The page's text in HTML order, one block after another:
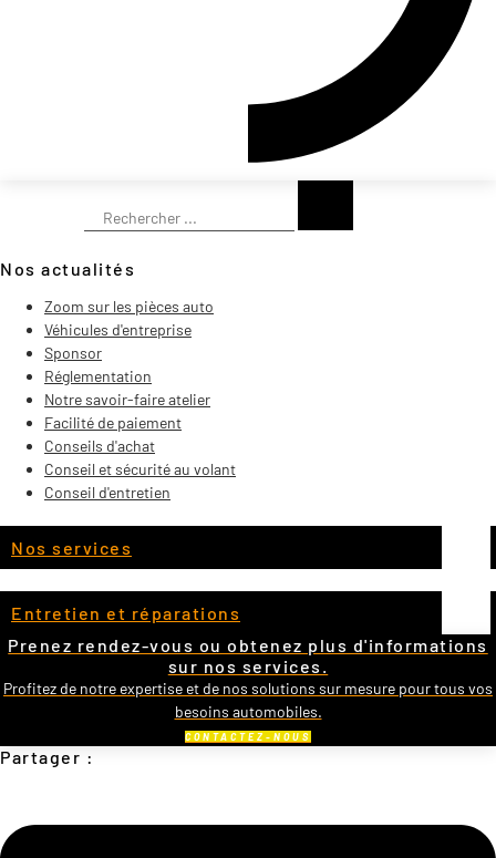
Nos actualités
Zoom sur les pièces auto
Véhicules d'entreprise
Sponsor
Réglementation
Notre savoir-faire atelier
Facilité de paiement
Conseils d'achat
Conseil et sécurité au volant
Conseil d'entretien
Nos services
Entretien et réparations
Prenez rendez-vous ou obtenez plus d'informations
sur nos services.
Profitez de notre expertise et de nos solutions sur mesure pour tous vos
besoins automobiles.
CONTACTEZ-NOUS
Partager :